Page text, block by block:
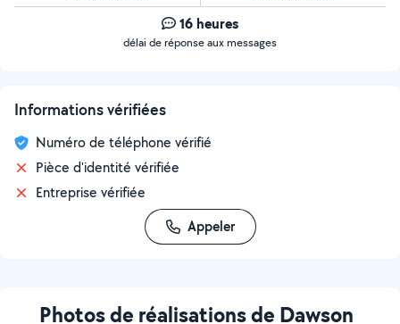
16 heures
délai de réponse aux messages
Informations vérifiées
Numéro de téléphone vérifié
Pièce d'identité vérifiée
Entreprise vérifiée
Appeler
Photos de réalisations de Dawson